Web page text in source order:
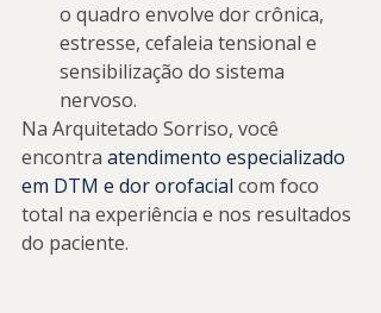
o quadro envolve dor crônica,
estresse, cefaleia tensional e
sensibilização do sistema
nervoso.
Na Arquitetado Sorriso, você
encontra atendimento especializado
em DTM e dor orofacial com foco
total na experiência e nos resultados
do paciente.